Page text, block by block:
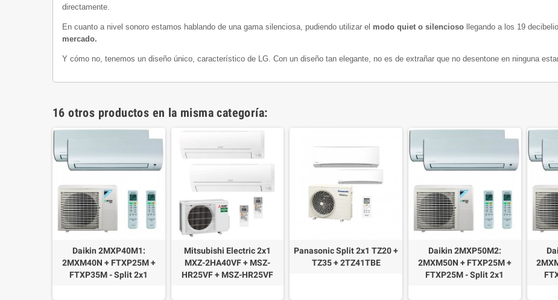
directamente.
En cuanto a nivel sonoro estamos hablando de una gama silenciosa, pudiendo utilizar el modo quiet o silencioso llegando a los 19
mercado.
Y cómo no, tenemos un diseño único, característico de LG. Con un diseño tan elegante, no es de extrañar que no desentone en ninguna
16 otros productos en la misma categoría:
Daikin 2MXP40M1:
2MXM40N + FTXP25M +
FTXP35M - Split 2x1
Mitsubishi Electric 2x1
MXZ-2HA40VF + MSZ-
HR25VF + MSZ-HR25VF
Panasonic Split 2x1 TZ20 +
TZ35 + 2TZ41TBE
Daikin 2MXP50M2:
2MXM50N + FTXP25M +
FTXP25M - Split 2x1